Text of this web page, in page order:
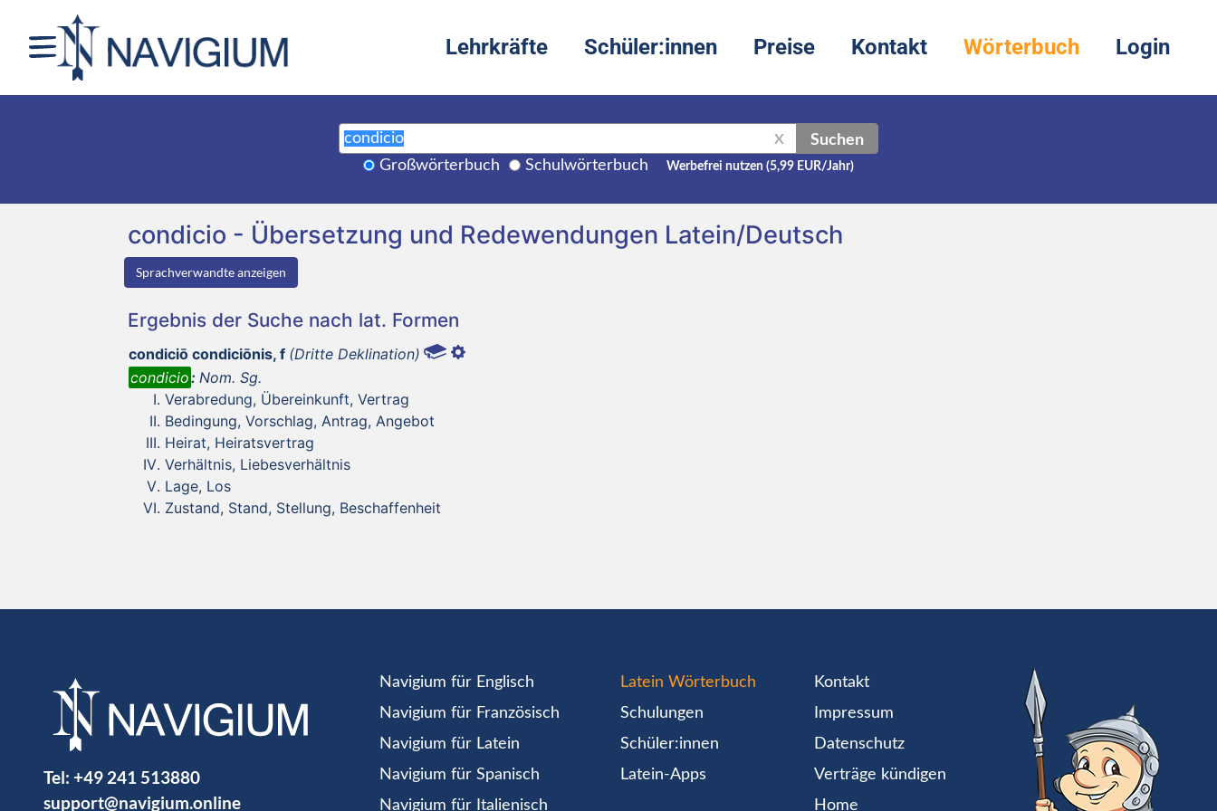
Lehrkräfte Schüler:innen Preise Kontakt Wörterbuch Login
X Suchen
Großwörterbuch Schulwörterbuch Werbefrei nutzen (5,99 EUR/Jahr)
condicio - Übersetzung und Redewendungen Latein/Deutsch
Sprachverwandte anzeigen
Ergebnis der Suche nach lat. Formen
condiciō condiciōnis, f (Dritte Deklination)
condicio: Nom. Sg.
Verabredung, Übereinkunft, Vertrag
Bedingung, Vorschlag, Antrag, Angebot
Heirat, Heiratsvertrag
Verhältnis, Liebesverhältnis
Lage, Los
Zustand, Stand, Stellung, Beschaffenheit
Tel: +49 241 513880
support@navigium.online
Navigium für Englisch
Navigium für Französisch
Navigium für Latein
Navigium für Spanisch
Navigium für Italienisch
Latein Wörterbuch
Schulungen
Schüler:innen
Latein-Apps
Kontakt
Impressum
Datenschutz
Verträge kündigen
Home